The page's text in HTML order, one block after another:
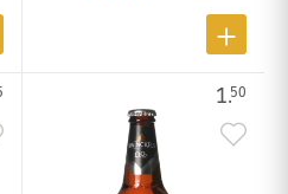
1.50